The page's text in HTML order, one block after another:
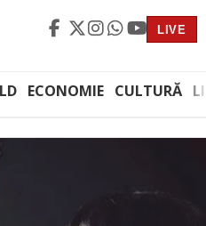
LIVE
ECONOMIE CULTURĂ